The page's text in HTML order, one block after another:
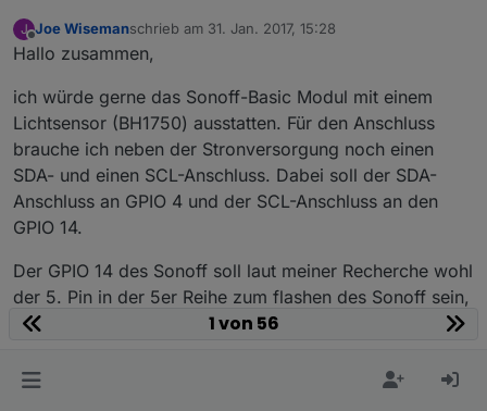
J
Offline
Joe Wisemanschrieb am 31. Jan. 2017, 15:28
zuletzt editiert von
Hallo zusammen,
ich würde gerne das Sonoff-Basic Modul mit einem
Lichtsensor (BH1750) ausstatten. Für den Anschluss
brauche ich neben der Stronversorgung noch einen
SDA- und einen SCL-Anschluss. Dabei soll der SDA-
Anschluss an GPIO 4 und der SCL-Anschluss an den
GPIO 14.
Der GPIO 14 des Sonoff soll laut meiner Recherche wohl
der 5. Pin in der 5er Reihe zum flashen des Sonoff sein,
ist das richtig?
Der GPIO 4 wird hier genannt, aber nicht genau
beschrieben welcher Anschluss das jetzt genau auf dem
1 von 56